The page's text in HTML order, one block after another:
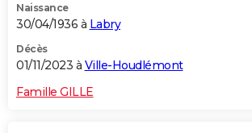
Naissance
30/04/1936 à Labry
Décès
01/11/2023 à Ville-Houdlémont
Famille GILLE